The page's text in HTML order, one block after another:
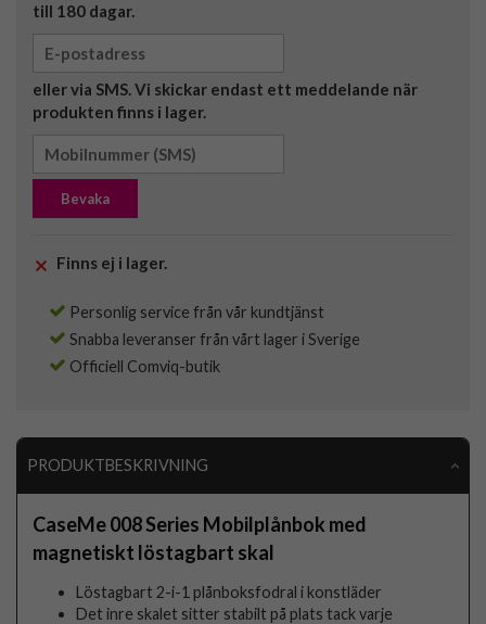
till 180 dagar.
eller via SMS. Vi skickar endast ett meddelande när
produkten finns i lager.
Bevaka
Finns ej i lager.
Personlig service från vår kundtjänst
Snabba leveranser från vårt lager i Sverige
Officiell Comviq-butik
PRODUKTBESKRIVNING
CaseMe 008 Series Mobilplånbok med
magnetiskt löstagbart skal
Löstagbart 2-i-1 plånboksfodral i konstläder
Det inre skalet sitter stabilt på plats tack varje